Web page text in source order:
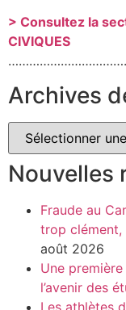
> Consultez la
CIVIQUES
Archives
Nouvelles
Fraude au
trop clément,
août 2026
Une
l’avenir des
Les athlètes